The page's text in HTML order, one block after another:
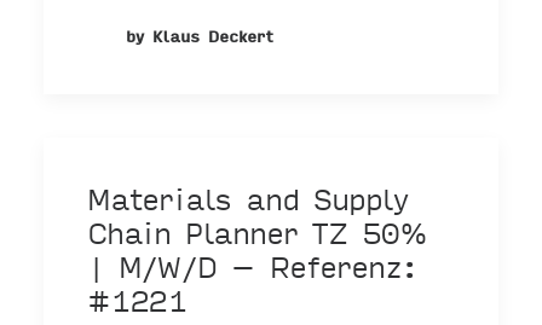
by Klaus Deckert
Materials and Supply
Chain Planner TZ 50%
| M/W/D – Referenz:
#1221